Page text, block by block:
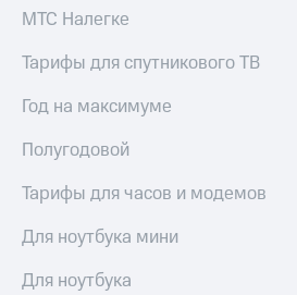
МТС Налегке
Тарифы для спутникового ТВ
Год на максимуме
Полугодовой
Тарифы для часов и модемов
Для ноутбука мини
Для ноутбука